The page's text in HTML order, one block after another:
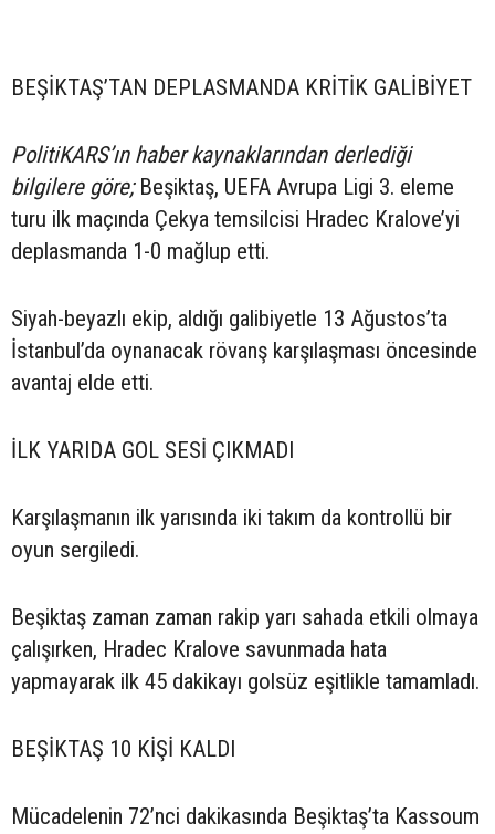
BEŞİKTAŞ’TAN DEPLASMANDA KRİTİK GALİBİYET
PolitiKARS’ın haber kaynaklarından derlediği
bilgilere göre;Beşiktaş, UEFA Avrupa Ligi 3. eleme
turu ilk maçında Çekya temsilcisi Hradec Kralove’yi
deplasmanda 1-0 mağlup etti.
Siyah-beyazlı ekip, aldığı galibiyetle 13 Ağustos’ta
İstanbul’da oynanacak rövanş karşılaşması öncesinde
avantaj elde etti.
İLK YARIDA GOL SESİ ÇIKMADI
Karşılaşmanın ilk yarısında iki takım da kontrollü bir
oyun sergiledi.
Beşiktaş zaman zaman rakip yarı sahada etkili olmaya
çalışırken, Hradec Kralove savunmada hata
yapmayarak ilk 45 dakikayı golsüz eşitlikle tamamladı.
BEŞİKTAŞ 10 KİŞİ KALDI
Mücadelenin 72’nci dakikasında Beşiktaş’ta Kassoum